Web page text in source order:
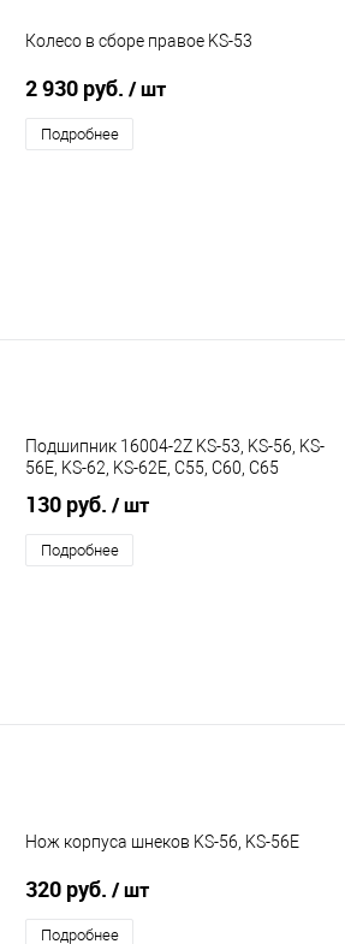
Колесо в сборе правое KS-53
2 930 руб. / шт
Подробнее
Подшипник 16004-2Z KS-53, KS-56, KS-
56E, KS-62, KS-62E, C55, C60, C65
130 руб. / шт
Подробнее
Нож корпуса шнеков KS-56, KS-56E
320 руб. / шт
Подробнее